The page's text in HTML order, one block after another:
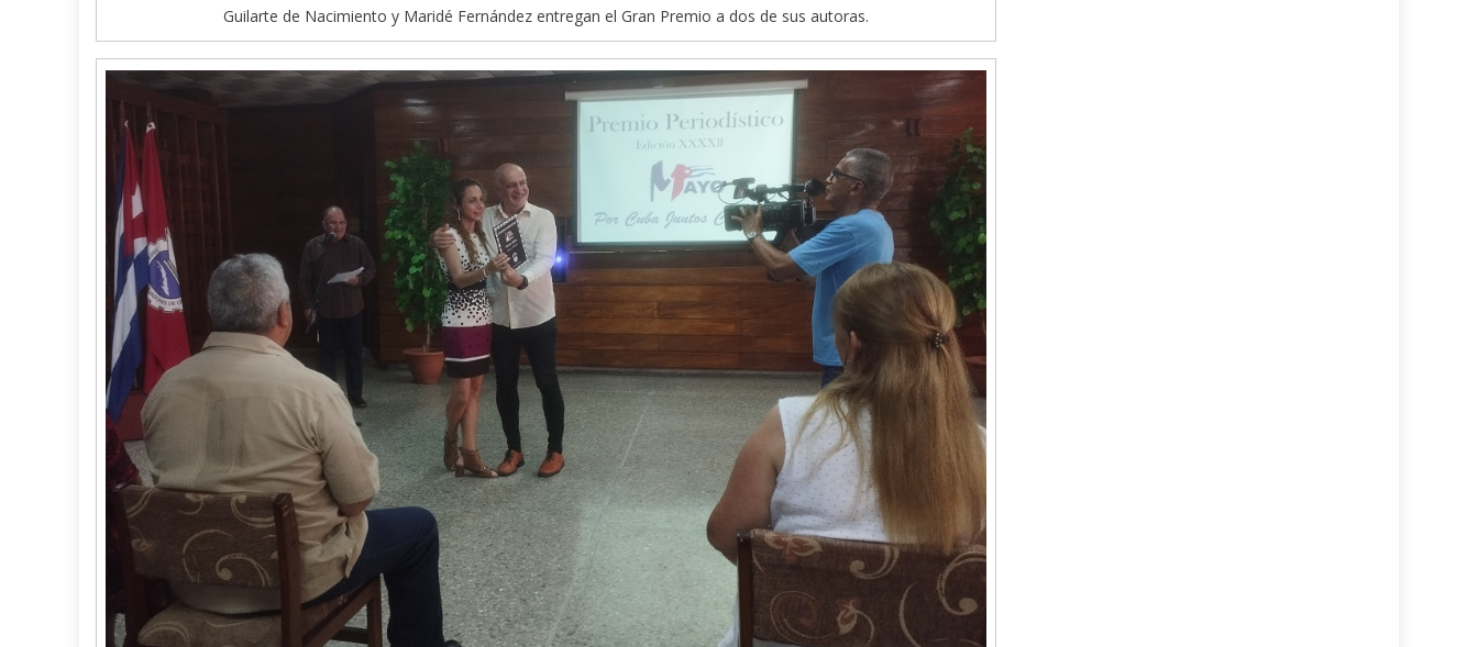
Guilarte de Nacimiento y Maridé Fernández entregan el Gran Premio a dos de sus autoras.